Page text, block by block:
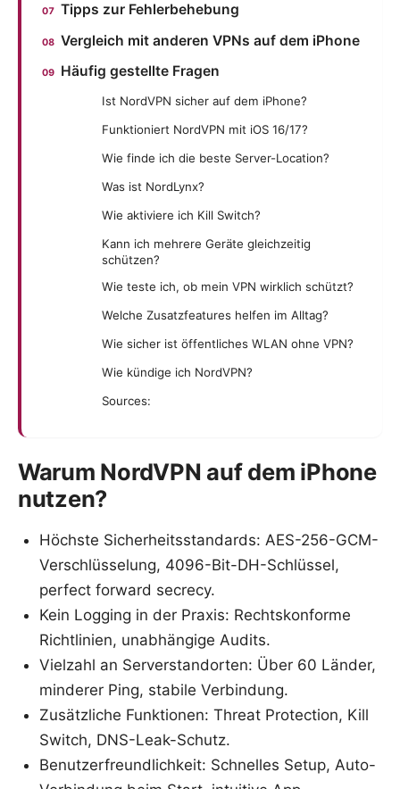
Tipps zur Fehlerbehebung
Vergleich mit anderen VPNs auf dem iPhone
Häufig gestellte Fragen
Ist NordVPN sicher auf dem iPhone?
Funktioniert NordVPN mit iOS 16/17?
Wie finde ich die beste Server-Location?
Was ist NordLynx?
Wie aktiviere ich Kill Switch?
Kann ich mehrere Geräte gleichzeitig
schützen?
Wie teste ich, ob mein VPN wirklich schützt?
Welche Zusatzfeatures helfen im Alltag?
Wie sicher ist öffentliches WLAN ohne VPN?
Wie kündige ich NordVPN?
Sources:
Warum NordVPN auf dem iPhone
nutzen?
Höchste Sicherheitsstandards: AES-256-GCM-
Verschlüsselung, 4096-Bit-DH-Schlüssel,
perfect forward secrecy.
Kein Logging in der Praxis: Rechtskonforme
Richtlinien, unabhängige Audits.
Vielzahl an Serverstandorten: Über 60 Länder,
minderer Ping, stabile Verbindung.
Zusätzliche Funktionen: Threat Protection, Kill
Switch, DNS-Leak-Schutz.
Benutzerfreundlichkeit: Schnelles Setup, Auto-